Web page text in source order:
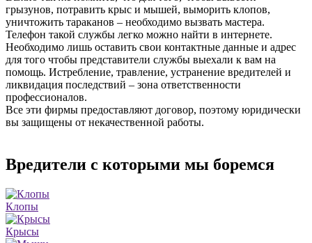
грызунов, потравить крыс и мышей, выморить клопов,
уничтожить тараканов – необходимо вызвать мастера.
Телефон такой службы легко можно найти в интернете.
Необходимо лишь оставить свои контактные данные и адрес
для того чтобы представители службы выехали к вам на
помощь. Истребление, травление, устранение вредителей и
ликвидация последствий – зона ответственности
профессионалов.
Все эти фирмы предоставляют договор, поэтому юридически
вы защищены от некачественной работы.
Вредители с которыми мы боремся
Клопы
Крысы